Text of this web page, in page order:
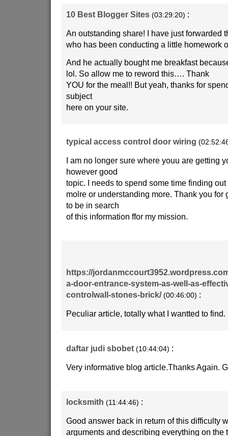
10 Best Blogger Sites (03:29:20) :
An outstanding share! I have just forwarded
who has been conducting a little homework
And he actually bought me breakfast
lol. So allow me to reword this…. Thank
YOU for the meal!! But yeah, thanks for
subject
here on your site.
typical access control door wiring
I am no longer sure where youu are getting
however good
topic. I needs to spend some time finding out
molre or understanding more. Thank you for
to be in search
of this information ffor my mission.
https://
a-door-entrance-system-as-well-as-
controlwall-stones-brick/ (00:46:00) :
Peculiar article, totally what I wantted to find.
daftar judi sbobet (10:44:04) :
Very informative blog article.Thanks Again.
locksmith (11:44:46) :
Good answer back in return of this difficulty
arguments and describing everything on the